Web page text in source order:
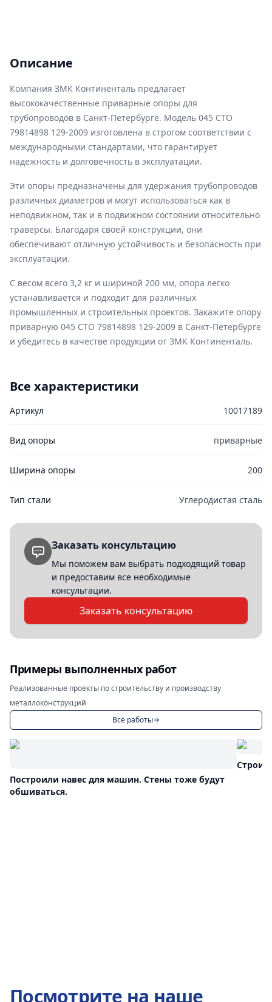
Описание
Компания ЗМК Континенталь предлагает
высококачественные приварные опоры для
трубопроводов в Санкт-Петербурге. Модель 045 СТО
79814898 129-2009 изготовлена в строгом соответствии с
международными стандартами, что гарантирует
надежность и долговечность в эксплуатации.
Эти опоры предназначены для удержания трубопроводов
различных диаметров и могут использоваться как в
неподвижном, так и в подвижном состоянии относительно
траверсы. Благодаря своей конструкции, они
обеспечивают отличную устойчивость и безопасность при
эксплуатации.
С весом всего 3,2 кг и шириной 200 мм, опора легко
устанавливается и подходит для различных
промышленных и строительных проектов. Закажите опору
приварную 045 СТО 79814898 129-2009 в Санкт-Петербурге
и убедитесь в качестве продукции от ЗМК Континенталь.
Все характеристики
Артикул 10017189
Вид опоры приварные
Ширина опоры 200
Тип стали Углеродистая сталь
Заказать консультацию
Мы поможем вам выбрать подходящий товар
и предоставим все необходимые
консультации.
Заказать консультацию
Примеры выполненных работ
Реализованные проекты по строительству и производству
металлоконструкций
Все работы
Построили навес для машин. Стены тоже будут
обшиваться.
Строим
Посмотрите на наше